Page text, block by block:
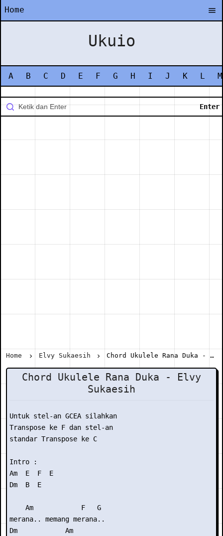
Home
Ukuio
A B C D E F G H I J K L M
Home Elvy Sukaesih Chord Ukulele Rana Duka - Elvy Sukaesih
Chord Ukulele Rana Duka - Elvy
Sukaesih
Untuk stel-an GCEA silahkan
Transpose ke F dan stel-an
standar Transpose ke C
Intro :
Am  E  F  E
Dm  B  E
    Am            F   G
merana.. memang merana..
Dm            Am